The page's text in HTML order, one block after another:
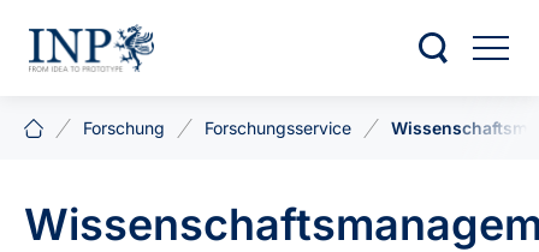
Forschung Forschungsservice